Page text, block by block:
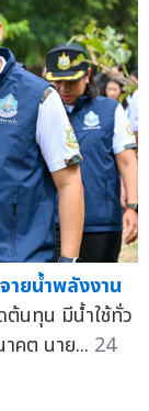
ายน้ำพลังงาน
นทุน มีน้ำใช้ทั่ว
คต นาย... 24